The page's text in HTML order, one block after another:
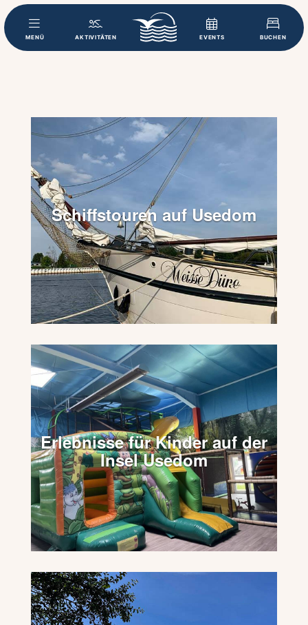
MENÜ AKTIVITÄTEN EVENTS BUCHEN